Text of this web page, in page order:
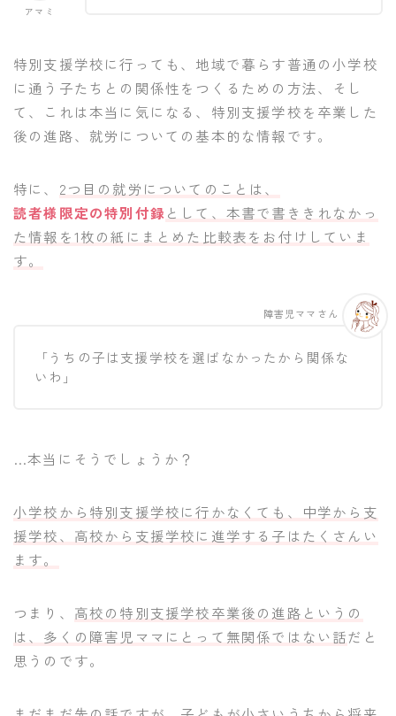
アマミ
特別支援学校に行っても、地域で暮らす普通の小学校
に通う子たちとの関係性をつくるための方法、そし
て、これは本当に気になる、特別支援学校を卒業した
後の進路、就労についての基本的な情報です。
特に、 2つ目の就労についてのことは、
読者様限定の特別付録として、本書で書ききれなかっ
た情報を1枚の紙にまとめた比較表をお付けしていま
す。
「うちの子は支援学校を選ばなかったから関係な
いわ」
障害児ママさん
…本当にそうでしょうか？
小学校から特別支援学校に行かなくても、中学から支
援学校、高校から支援学校に進学する子はたくさんい
ます。
つまり、 高校の特別支援学校卒業後の進路というの
は、多くの障害児ママにとって無関係ではない話だと
思うのです。